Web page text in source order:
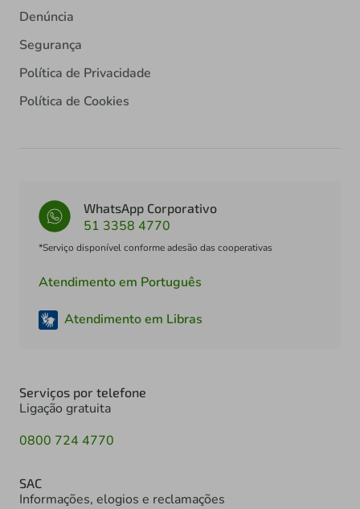
Denúncia
Segurança
Política de Privacidade
Política de Cookies
WhatsApp Corporativo
51 3358 4770
*Serviço disponível conforme adesão das cooperativas
Atendimento em Português
Atendimento em Libras
Serviços por telefone
Ligação gratuita
0800 724 4770
SAC
Informações, elogios e reclamações